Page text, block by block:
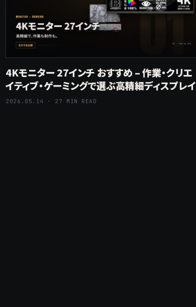
4Kモニター 27インチ おすすめ – 作業・クリエ
イティブ・ゲーミングで選ぶ高精細ディスプレイ
2026.05.14 · 27 MIN READ